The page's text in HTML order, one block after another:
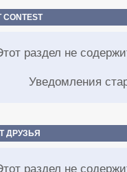
раздел не
Уведомления
ДРУЗЬЯ
раздел не